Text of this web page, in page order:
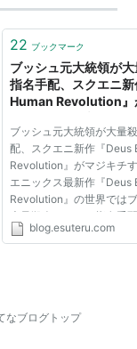
22 ブックマーク
ブッシュ元大統領が
指名手配、スクエニ
Human Revolution』
ブッシュ元大統領が大量
配、スクエニ新作『Deus
Revolution』がマジキチ
エニックス最新作『Deus
Revolution』の世界では
大量殺人犯として指名手
明らかに スクエニ新作「
blog.esuteru.com
なブログトップ